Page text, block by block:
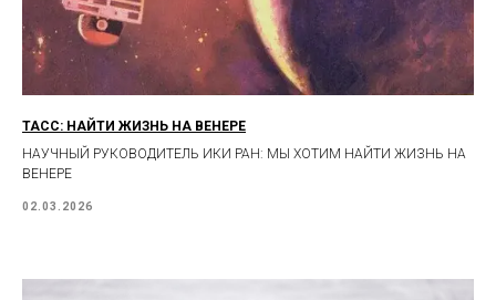
ТАСС: НАЙТИ ЖИЗНЬ НА ВЕНЕРЕ
НАУЧНЫЙ РУКОВОДИТЕЛЬ ИКИ РАН: МЫ ХОТИМ НАЙТИ ЖИЗНЬ НА
ВЕНЕРЕ
02.03.2026